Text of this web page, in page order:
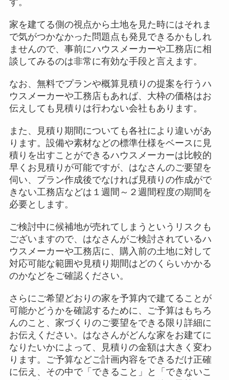
す。
家を建てる側の視点から土地を見た時にはそれま
で気がつかなかった問題点も発見できるかもしれ
ませんので、事前にハウスメーカーや工務店に相
談してみるのは非常に有効な手段と言えます。
なお、無料でプランや概算見積りの提案を行うハ
ウスメーカーや工務店もあれば、大枠の価格はお
伝えしても見積りは行わない会社もあります。
また、見積り期間についても各社により違いがあ
ります。設備や素材などの標準仕様をベースに見
積りを出すことができるハウスメーカーは比較的
早くお見積りが可能ですが、はなさんのご要望を
伺い、プラン作成後でなければ見積りの作成がで
きない工務店などは１週間～２週間程度の期間を
必要とします。
ご検討中に候補地が売れてしまうというリスクも
ございますので、はなさんがご検討されているハ
ウスメーカーや工務店に、購入前の土地に対して
対応可能な範囲や見積り期間はどのくらいかかる
のかなどをご確認ください。
さらにご希望どおりの家を予算内で建てることが
可能かどうかを確認するために、ご予算はもちろ
んのこと、家づくりのご要望をできる限り詳細に
お伝えください。はなさんがどんな家をお建てに
なりたいかによって、見積りの金額は大きく変わ
ります。ご予算などご計画内容をできるだけ正確
に伝え、その中で「できること」と「できないこ